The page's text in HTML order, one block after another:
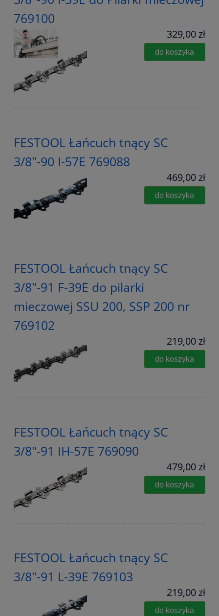
769100
329,00 zł
do koszyka
FESTOOL Łańcuch tnący SC
3/8"-90 I-57E 769088
469,00 zł
do koszyka
FESTOOL Łańcuch tnący SC
3/8"-91 F-39E do pilarki
mieczowej SSU 200, SSP 200 nr
769102
219,00 zł
do koszyka
FESTOOL Łańcuch tnący SC
3/8"-91 IH-57E 769090
479,00 zł
do koszyka
FESTOOL Łańcuch tnący SC
3/8"-91 L-39E 769103
219,00 zł
do koszyka